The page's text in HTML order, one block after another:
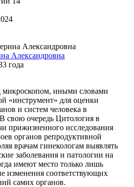
Александровна
года
микроскопом, иными словами
«инструмент» для оценки
и систем человека в
свою очередь Цитология в
прижизненного исследования
органов репродуктивной
врачам гинекологам выявлять
заболевания и патологии на
имеют место только лишь
изменения соответствующих
самих органов.